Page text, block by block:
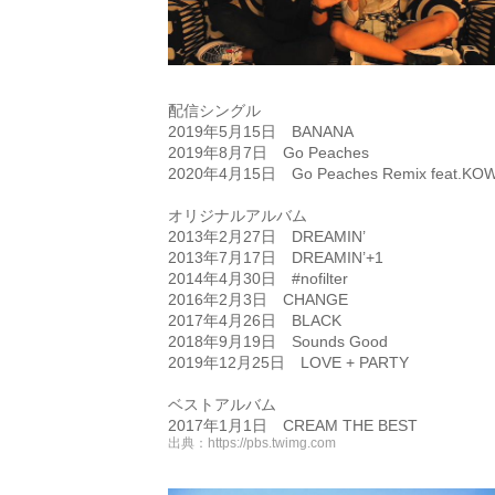
配信シングル
2019年5月15日 BANANA
2019年8月7日 Go Peaches
2020年4月15日 Go Peaches Remix
オリジナルアルバム
2013年2月27日 DREAMIN’
2013年7月17日 DREAMIN’+1
2014年4月30日 #nofilter
2016年2月3日 CHANGE
2017年4月26日 BLACK
2018年9月19日 Sounds Good
2019年12月25日 LOVE + PARTY
ベストアルバム
2017年1月1日 CREAM THE BEST
出典： https://pbs.twimg.com